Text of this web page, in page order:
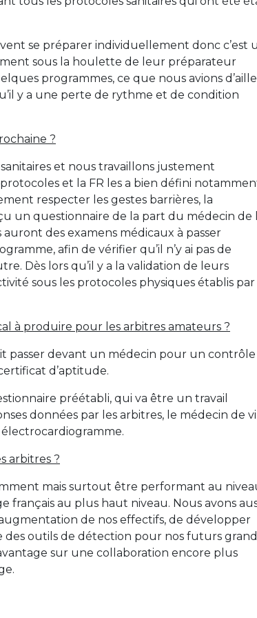
se préparer individuellement donc c’est
sous la houlette de leur préparateur
programmes, ce que nous avions
y a une perte de rythme et de condition
?
et nous travaillons justement
et la FR les a bien défini
respecter les gestes barrières, la
un questionnaire de la part du médecin de
des examens médicaux à passer
afin de vérifier qu’il n’y ai pas de
Dès lors qu’il y a la validation de leurs
sous les protocoles physiques établis par
à produire pour les arbitres amateurs ?
passer devant un médecin pour un
d’aptitude.
préétabli, qui va être un travail
données par les arbitres, le médecin de
arbitres ?
mais surtout être performant au
français au plus haut niveau. Nous avons
de nos effectifs, de développer
des outils de détection pour nos futurs
sur une collaboration encore plus